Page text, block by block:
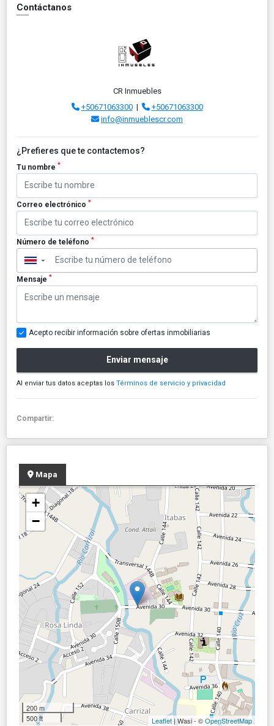
Contáctanos
CR Inmuebles
+50671063300|
+50671063300
info@inmueblescr.com
¿Prefieres que te contactemos?
Tu nombre *
Correo electrónico *
Número de teléfono *
▼
Mensaje *
Acepto recibir información sobre ofertas inmobiliarias
Enviar mensaje
Al enviar tus datos aceptas los Términos de servicio y privacidad
Compartir:
Mapa
+
−
200 m
500 ft
Leaflet| Wasi - ©OpenStreetMap